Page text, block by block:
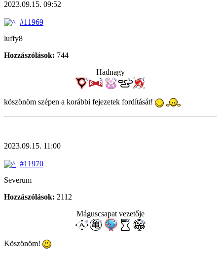
2023.09.15. 09:52
#11969
luffy8
Hozzászólások: 744
Hadnagy
köszönöm szépen a korábbi fejezetek fordítását!
2023.09.15. 11:00
#11970
Severum
Hozzászólások: 2112
Máguscsapat vezetője
Köszönöm!